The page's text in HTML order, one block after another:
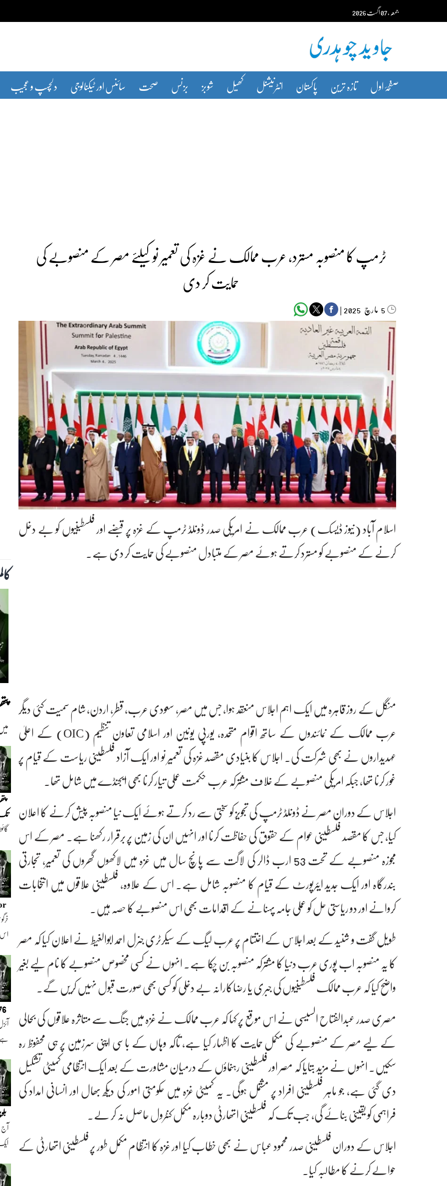
content جمعہ‬‮،07اگست‬‮2026
صفحۂ اول تازہ ترین پاکستان انٹرنیشنل کھیل شوبز بزنس صحت سائنس اور ٹیکنالوجی دلچسپ و عجیب
ٹرمپ کا منصوبہ مسترد، عرب ممالک نے غزہ کی تعمیر نو کیلئے مصر کے منصوبے کی
حمایت کر دی
5مارچ‬‮ |
اسلام آباد (نیوز ڈیسک) عرب ممالک نے امریکی صدر ڈونلڈ ٹرمپ کے غزہ پر قبضے اور فلسطینیوں کو بے دخل
کرنے کے منصوبے کو مسترد کرتے ہوئے مصر کے متبادل منصوبے کی حمایت کر دی ہے۔
منگل کے روز قاہرہ میں ایک اہم اجلاس منعقد ہوا، جس میں مصر، سعودی عرب، قطر، اردن، شام سمیت کئی دیگر
عرب ممالک کے نمائندوں کے ساتھ اقوام متحدہ، یورپی یونین اور اسلامی تعاون تنظیم (OIC) کے اعلیٰ
عہدیداروں نے بھی شرکت کی۔ اجلاس کا بنیادی مقصد غزہ کی تعمیر نو اور ایک آزاد فلسطینی ریاست کے قیام پر
غور کرنا تھا، جبکہ امریکی منصوبے کے خلاف مشترکہ عرب حکمت عملی تیار کرنا بھی ایجنڈے میں شامل تھا۔
اجلاس کے دوران مصر نے ڈونلڈ ٹرمپ کی تجویز کو سختی سے رد کرتے ہوئے ایک نیا منصوبہ پیش کرنے کا اعلان
کیا، جس کا مقصد فلسطینی عوام کے حقوق کی حفاظت کرنا اور انہیں ان کی زمین پر برقرار رکھنا ہے۔ مصر کے اس
مجوزہ منصوبے کے تحت 53 ارب ڈالر کی لاگت سے پانچ سال میں غزہ میں لاکھوں گھروں کی تعمیر، تجارتی
بندرگاہ اور ایک جدید ایئرپورٹ کے قیام کا منصوبہ شامل ہے۔ اس کے علاوہ، فلسطینی علاقوں میں انتخابات
کروانے اور دو ریاستی حل کو عملی جامہ پہنانے کے اقدامات بھی اس منصوبے کا حصہ ہیں۔
طویل گفت و شنید کے بعد اجلاس کے اختتام پر عرب لیگ کے سیکرٹری جنرل احمد ابوالغیط نے اعلان کیا کہ مصر
کا یہ منصوبہ اب پوری عرب دنیا کا مشترکہ منصوبہ بن چکا ہے۔ انہوں نے کسی مخصوص منصوبے کا نام لیے بغیر
واضح کیا کہ عرب ممالک فلسطینیوں کی جبری یا رضاکارانہ بے دخلی کو کسی بھی صورت قبول نہیں کریں گے۔
مصری صدر عبدالفتاح السیسی نے اس موقع پر کہا کہ عرب ممالک نے غزہ میں جنگ سے متاثرہ علاقوں کی بحالی
کے لیے مصر کے منصوبے کی مکمل حمایت کا اظہار کیا ہے، تاکہ وہاں کے باسی اپنی سرزمین پر ہی محفوظ رہ
سکیں۔ انہوں نے مزید بتایا کہ مصر اور فلسطینی رہنماؤں کے درمیان مشاورت کے بعد ایک انتظامی کمیٹی تشکیل
دی گئی ہے، جو ماہر فلسطینی افراد پر مشتمل ہوگی۔ یہ کمیٹی غزہ میں حکومتی امور کی دیکھ بھال اور انسانی امداد کی
فراہمی کو یقینی بنائے گی، جب تک کہ فلسطینی اتھارٹی دوبارہ مکمل کنٹرول حاصل نہ کر لے۔
اجلاس کے دوران فلسطینی صدر محمود عباس نے بھی خطاب کیا اور غزہ کا انتظام مکمل طور پر فلسطینی اتھارٹی کے
حوالے کرنے کا مطالبہ کیا۔